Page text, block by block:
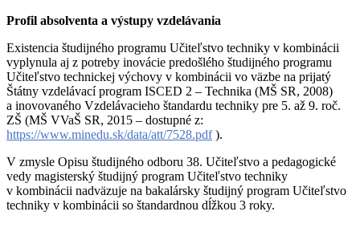
Profil absolventa a výstupy vzdelávania
Existencia študijného programu Učiteľstvo techniky v kombinácii
vyplynula aj z potreby inovácie predošlého študijného programu
Učiteľstvo technickej výchovy v kombinácii vo väzbe na prijatý
Štátny vzdelávací program ISCED 2 – Technika (MŠ SR, 2008)
a inovovaného Vzdelávacieho štandardu techniky pre 5. až 9. roč.
ZŠ (MŠ VVaŠ SR, 2015 – dostupné z:
https://www.minedu.sk/data/att/7528.pdf ).
V zmysle Opisu študijného odboru 38. Učiteľstvo a pedagogické
vedy magisterský študijný program Učiteľstvo techniky
v kombinácii nadväzuje na bakalársky študijný program Učiteľstvo
techniky v kombinácii so štandardnou dĺžkou 3 roky.